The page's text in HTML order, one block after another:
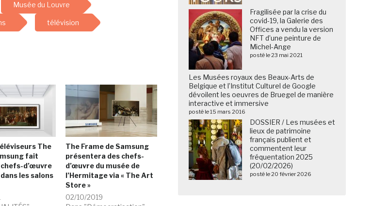
Musée du Louvre
télévision
The
fait
d’œuvre
les salons
The Frame de Samsung
présentera des chefs-
d’œuvre du musée de
l’Hermitage via « The Art
Store »
02/10/2019
Fragilisée par la crise du
covid-19, la Galerie des
Offices a vendu la version
NFT d’une peinture de
Michel-Ange
posté le 23 mai 2021
Les Musées royaux des Beaux-Arts de
Belgique et l’Institut Culturel de Google
dévoilent les oeuvres de Bruegel de manière
interactive et immersive
posté le 15 mars 2016
DOSSIER / Les musées et
lieux de patrimoine
français publient et
commentent leur
fréquentation 2025
(20/02/2026)
posté le 20 février 2026